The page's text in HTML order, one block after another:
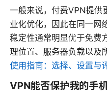
一般来说，付费VPN提供
业化优化，因此在同一网
稳定性通常明显优于免费
理位置、服务器负载以及
使用指南：选择、设置与
VPN能否保护我的手